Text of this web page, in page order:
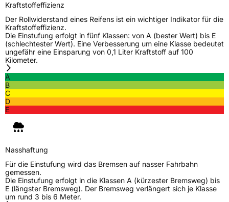
Rollgeräusch (Klasse)B
Rollgeräusch (dB)73
Fahrzeugklasse
Allgemeine Produktsicherheit (GPSR)
Herstellerkontakt
DVSSEAU 17220 SAINTE SOULLE
Frankreich,
evergreentyre@evergreentyre.com
Kraftstoffeffizienz
Der Rollwiderstand eines Reifens ist ein wichtiger Indikator für die
Kraftstoffeffizienz.
Die Einstufung erfolgt in fünf Klassen: von A (bester Wert) bis E
(schlechtester Wert). Eine Verbesserung um eine Klasse bedeutet
ungefähr eine Einsparung von 0,1 Liter Kraftstoff auf 100
Kilometer.
A
B
C
D
E
Nasshaftung
Für die Einstufung wird das Bremsen auf nasser Fahrbahn
gemessen.
Die Einstufung erfolgt in die Klassen A (kürzester Bremsweg) bis
E (längster Bremsweg). Der Bremsweg verlängert sich je Klasse
um rund 3 bis 6 Meter.